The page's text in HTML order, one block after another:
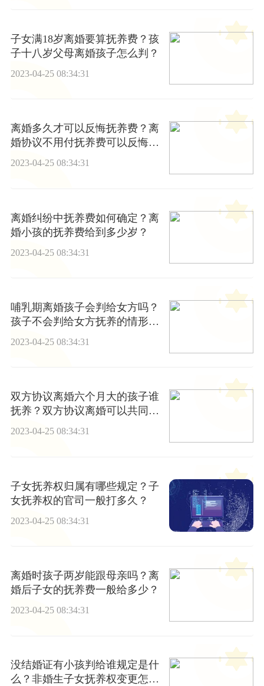
子女满18岁离婚要算抚养费？孩
子十八岁父母离婚孩子怎么判？
2023-04-25 08:34:31
离婚多久才可以反悔抚养费？离
婚协议不用付抚养费可以反悔
吗?
2023-04-25 08:34:31
离婚纠纷中抚养费如何确定？离
婚小孩的抚养费给到多少岁？
2023-04-25 08:34:31
哺乳期离婚孩子会判给女方吗？
孩子不会判给女方抚养的情形有
2023-04-25 08:34:31
双方协议离婚六个月大的孩子谁
抚养？双方协议离婚可以共同承
担孩子抚养权吗？
2023-04-25 08:34:31
子女抚养权归属有哪些规定？子
女抚养权的官司一般打多久？
2023-04-25 08:34:31
离婚时孩子两岁能跟母亲吗？离
婚后子女的抚养费一般给多少？
2023-04-25 08:34:31
没结婚证有小孩判给谁规定是什
么？非婚生子女抚养权变更怎么